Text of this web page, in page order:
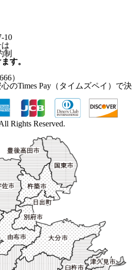
10
制
す。
）
のTimes Pay（タイムズペイ）で決
Rights Reserved.